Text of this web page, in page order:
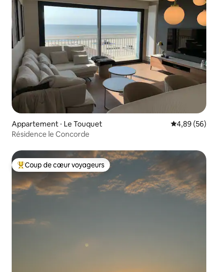
Appartement ⋅ Le Touquet Évaluation
4,89 (56)
Résidence le Concorde
Coups de cœur voyageurs les plus appréciés
Coup de cœur voyageurs